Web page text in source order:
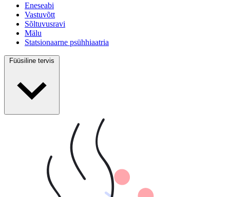
Eneseabi
Vastuvõtt
Sõltuvusravi
Mälu
Statsionaarne psühhiaatria
Füüsiline tervis